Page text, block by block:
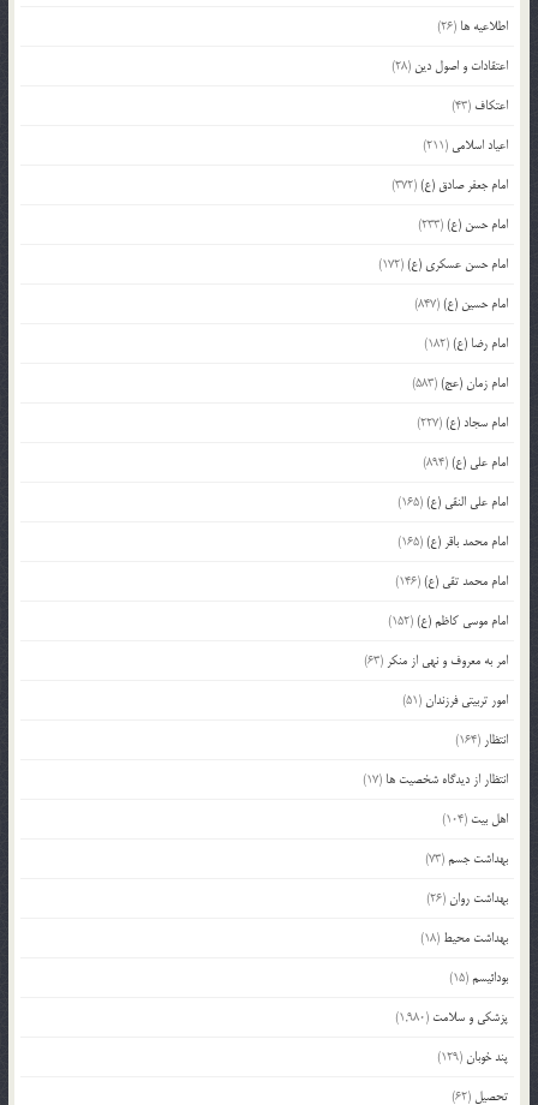
اطلاعیه ها (26)
اعتقادات و اصول دین (28)
اعتکاف (43)
اعیاد اسلامی (211)
امام جعفر صادق (ع)(372)
امام حسن (ع)(233)
امام حسن عسکری (ع)(172)
امام حسین (ع)(847)
امام رضا (ع)(182)
امام زمان (عج)(583)
امام سجاد (ع)(227)
امام علی (ع)(894)
امام علی النقی (ع)(165)
امام محمد باقر (ع)(165)
امام محمد تقی (ع)(146)
امام موسی کاظم (ع)(152)
امر به معروف و نهی از منکر (63)
امور تربیتی فرزندان(51)
انتظار (164)
انتظار از دیدگاه شخصیت ها (17)
اهل بیت (104)
بهداشت جسم(73)
بهداشت روان(26)
بهداشت محیط (18)
بودائیسم(15)
پزشکی و سلامت (1,980)
پند خوبان(129)
تحصیل (62)